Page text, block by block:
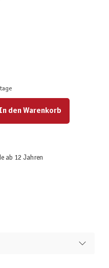
die Schaltflächen um die Anzahl zu
In den Warenkorb
ab 12 Jahren